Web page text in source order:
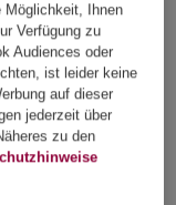
Möglichkeit, Ihnen
Verfügung zu
Audiences oder
ist leider keine
auf dieser
jederzeit über
zu den